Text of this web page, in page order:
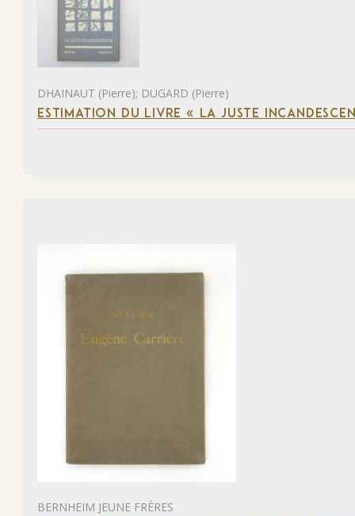
DHAINAUT (Pierre); DUGARD (Pierre)
ESTIMATION DU LIVRE « LA JUSTE
BERNHEIM JEUNE FRÈRES